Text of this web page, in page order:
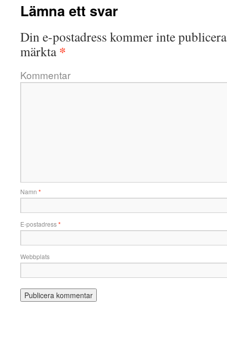
Lämna ett svar
Din e-postadress kommer inte
märkta*
Kommentar
Namn *
E-postadress*
Webbplats